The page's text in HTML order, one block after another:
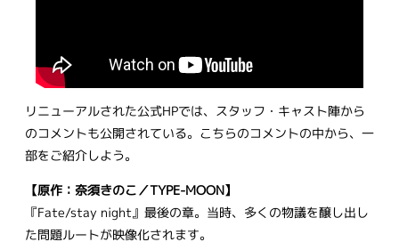
リニューアルされた公式HPでは、スタッフ・キャスト陣から
のコメントも公開されている。こちらのコメントの中から、一
部をご紹介しよう。
【原作：奈須きのこ／TYPE-MOON】
『Fate/stay night』最後の章。当時、多くの物議を醸し出し
た問題ルートが映像化されます。